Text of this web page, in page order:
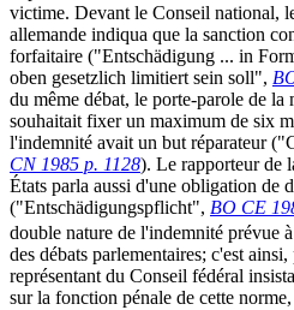
victime. Devant le Conseil national,
allemande indiqua que la sanction
forfaitaire ("Entschädigung ... in
oben gesetzlich limitiert sein soll",
du même débat, le porte-parole de
souhaitait fixer un maximum de six
l'indemnité avait un but réparateur
CN 1985 p. 1128). Le rapporteur de
États parla aussi d'une obligation de
("Entschädigungspflicht", BO CE
double nature de l'indemnité prévue
des débats parlementaires; c'est
représentant du Conseil fédéral
sur la fonction pénale de cette